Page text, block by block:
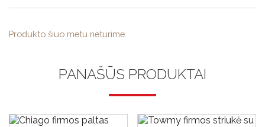
Produkto šiuo metu neturime.
PANAŠŪS PRODUKTAI